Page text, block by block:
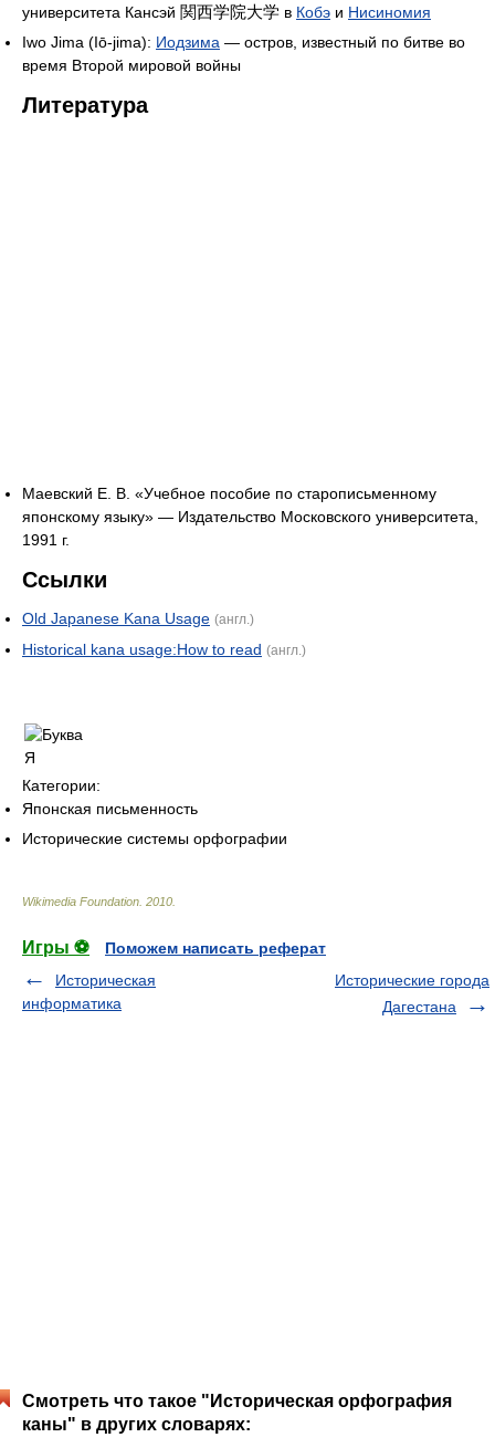
университета Кансэй 関西学院大学 в Кобэ и Нисиномия
Iwo Jima (Iō-jima): Иодзима — остров, известный по битве во
время Второй мировой войны
Литература
Маевский Е. В. «Учебное пособие по старописьменному
японскому языку» — Издательство Московского университета,
1991 г.
Ссылки
Old Japanese Kana Usage (англ.)
Historical kana usage:How to read (англ.)
Категории:
Японская письменность
Исторические системы орфографии
Wikimedia Foundation 2010
Игры ⚽
Поможем написать реферат
Историческая
информатика
Исторические города
Дагестана
Смотреть что такое "Историческая орфография
каны" в других словарях: